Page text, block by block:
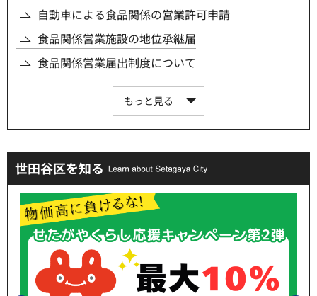
自動車による食品関係の営業許可申請
食品関係営業施設の地位承継届
食品関係営業届出制度について
もっと見る
世田谷区を知る